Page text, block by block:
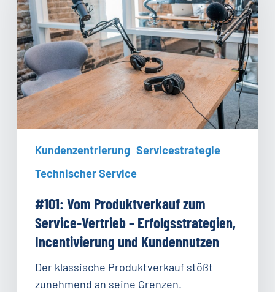
zum
Service-
Vertrieb
–
Erfolgsstrategien,
Incentivierung
und
Kundennutzen
Kundenzentrierung Servicestrategie
Technischer Service
#101: Vom Produktverkauf zum
Service-Vertrieb – Erfolgsstrategien,
Incentivierung und Kundennutzen
Der klassische Produktverkauf stößt
zunehmend an seine Grenzen.